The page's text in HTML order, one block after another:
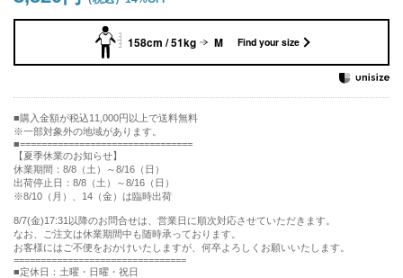
158cm / 51kg M Find your size
購入金額が税込11,000円以上で送料無料
※一部対象外の地域があります。
================================
【夏季休業のお知らせ】
休業期間：8/8（土）～8/16（日）
出荷停止日：8/8（土）～8/16（日）
※8/10（月）、14（金）は臨時出荷
8/7(金)17:31以降のお問合せは、営業日に順次対応させていただきます。
なお、ご注文は休業期間中も随時承っております。
お客様にはご不便をおかけいたしますが、何卒よろしくお願いいたします。
================================
■定休日：土曜・日曜・祝日